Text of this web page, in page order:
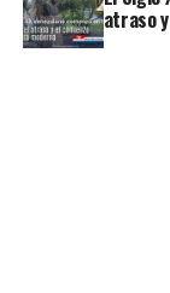
atraso